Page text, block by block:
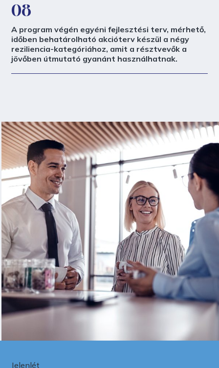
08
A program végén egyéni fejlesztési terv, mérhető,
időben behatárolható akcióterv készül a négy
reziliencia-kategóriához, amit a résztvevők a
jövőben útmutató gyanánt használhatnak.
Jelenlét